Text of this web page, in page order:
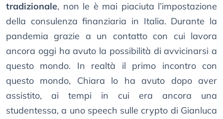
tradizionale, non le è mai piaciuta l’impostazione
della consulenza finanziaria in Italia. Durante la
pandemia grazie a un contatto con cui lavora
ancora oggi ha avuto la possibilità di avvicinarsi a
questo mondo. In realtà il primo incontro con
questo mondo, Chiara lo ha avuto dopo aver
assistito, ai tempi in cui era ancora una
studentessa, a uno speech sulle crypto di Gianluca